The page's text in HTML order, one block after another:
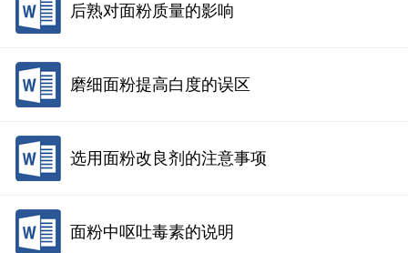
后熟对面粉质量的影响
磨细面粉提高白度的误区
选用面粉改良剂的注意事项
面粉中呕吐毒素的说明